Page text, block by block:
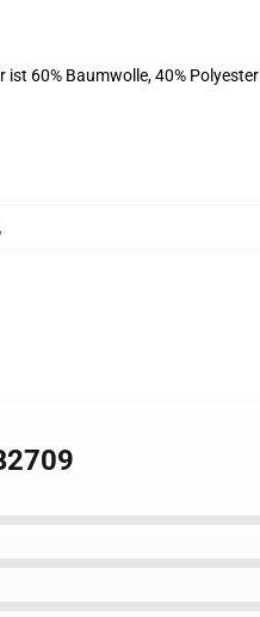
ist 60% Baumwolle, 40% Polyester